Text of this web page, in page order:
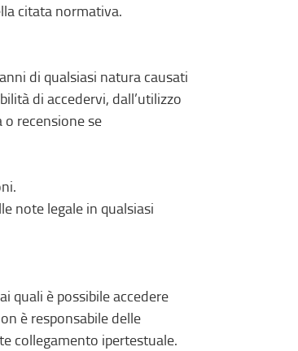
citata normativa.
di qualsiasi natura causati
di accedervi, dall’utilizzo
recensione se
note legale in qualsiasi
quali è possibile accedere
è responsabile delle
collegamento ipertestuale.